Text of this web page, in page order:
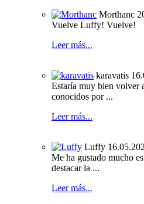
Morthanc
Vuelve Luffy! Vuelve!
Leer más...
karavatis
Estaría muy bien volver
conocidos por ...
Leer más...
Luffy
Me ha gustado mucho
destacar la ...
Leer más...